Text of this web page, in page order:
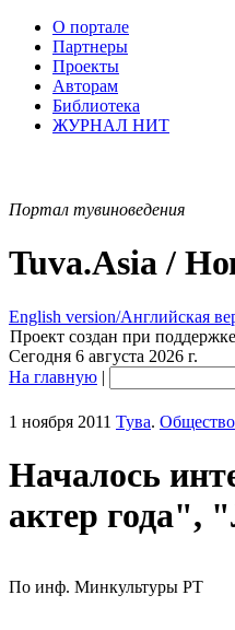
О портале
Партнеры
Проекты
Авторам
Библиотека
ЖУРНАЛ НИТ
Портал тувиноведения
Tuva.Asia /
English version/Английская
Проект создан при
Сегодня 6 августа 2026 г.
На главную |
1 ноября 2011 Тува. Общество
Началось
актер года",
По инф. Минкультуры РТ